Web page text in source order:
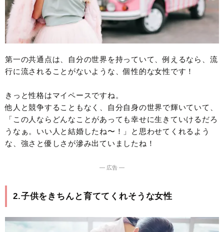
第一の共通点は、自分の世界を持っていて、例えるなら、流
行に流されることがないような、個性的な女性です！
きっと性格はマイペースですね。
他人と競争することもなく、自分自身の世界で輝いていて、
「この人ならどんなことがあっても幸せに生きていけるだろ
うなぁ。いい人と結婚したね〜！」と思わせてくれるよう
な、強さと優しさが滲み出ていましたね！
― 広告 ―
2.子供をきちんと育ててくれそうな女性